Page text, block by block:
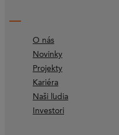
O nás
Novinky
Projekty
Kariéra
Naši ľudia
Investori